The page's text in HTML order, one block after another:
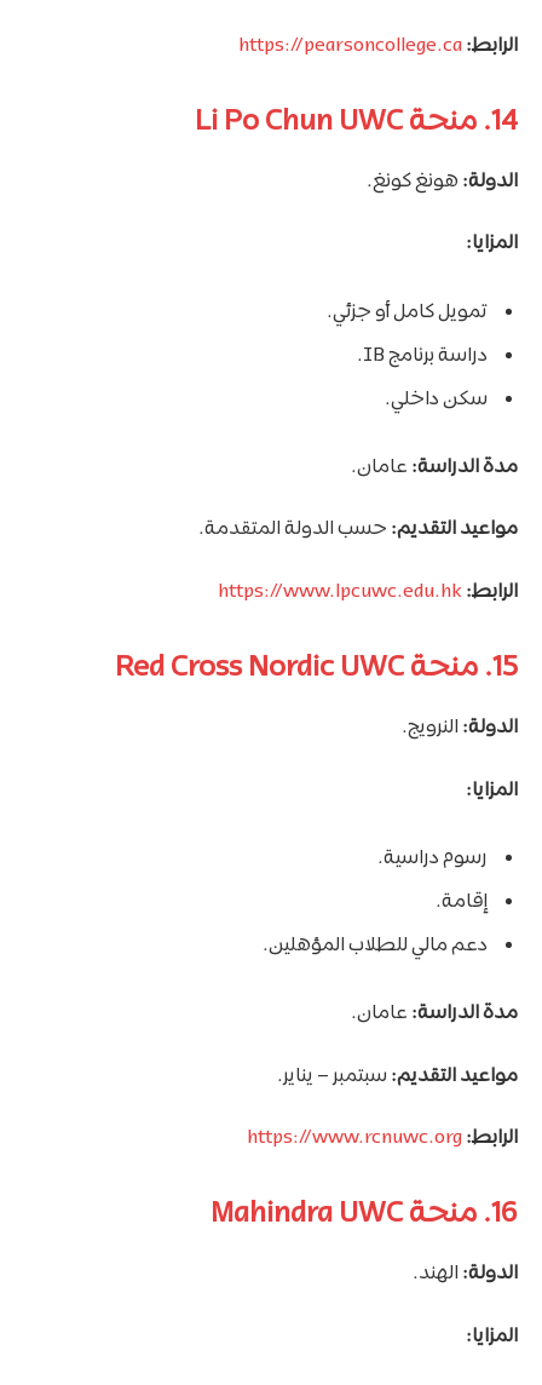
الرابط:https://pearsoncollege.ca
14. منحة Li Po Chun UWC
الدولة: هونغ كونغ.
المزايا:
تمويل كامل أو جزئي.
دراسة برنامج IB.
سكن داخلي.
مدة الدراسة: عامان.
مواعيد التقديم: حسب الدولة المتقدمة.
الرابط:https://www.lpcuwc.edu.hk
15. منحة Red Cross Nordic UWC
الدولة: النرويج.
المزايا:
رسوم دراسية.
إقامة.
دعم مالي للطلاب المؤهلين.
مدة الدراسة: عامان.
مواعيد التقديم: سبتمبر – يناير.
الرابط:https://www.rcnuwc.org
16. منحة Mahindra UWC
الدولة: الهند.
المزايا: